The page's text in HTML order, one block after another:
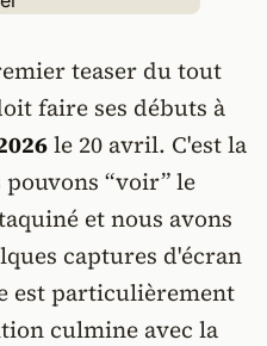
teaser du tout
faire ses débuts à
le 20 avril. C'est la
“voir” le
et nous avons
captures d'écran
est particulièrement
culmine avec la